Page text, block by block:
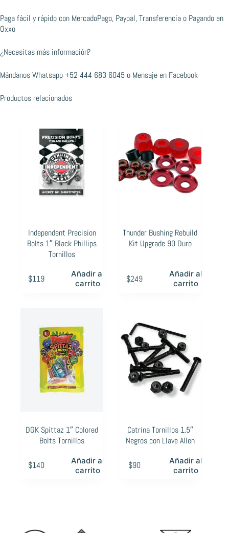
Paga fácil y rápido con MercadoPago, Paypal, Transferencia o Pagando en
Oxxo
¿Necesitas más información?
Mándanos Whatsapp+52 444 683 6045 o Mensaje en Facebook
Productos relacionados
Independent Precision
Bolts 1″ Black Phillips
Tornillos
$119
Añadir al
carrito
Thunder Bushing Rebuild
Kit Upgrade 90 Duro
$249
Añadir al
carrito
DGK Spittaz 1″ Colored
Bolts Tornillos
$140
Añadir al
carrito
Catrina Tornillos 1.5″
Negros con Llave Allen
$90
Añadir al
carrito